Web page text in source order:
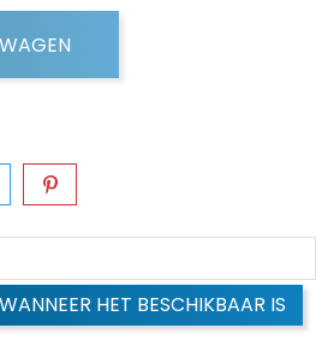
HET BESCHIKBAAR IS